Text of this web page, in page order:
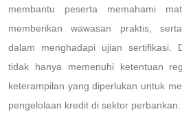
membantu peserta memahami
memberikan wawasan praktis,
dalam menghadapi ujian sertifikasi.
tidak hanya memenuhi ketentuan
keterampilan yang diperlukan untuk
pengelolaan kredit di sektor perbankan.